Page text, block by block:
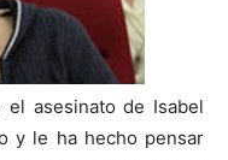
asesinato de Isabel
y le ha hecho pensar